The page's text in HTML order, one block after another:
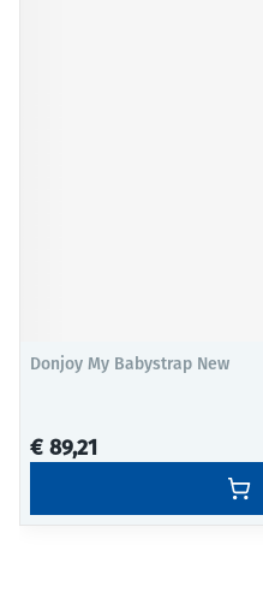
Donjoy My Babystrap New
€ 89,21